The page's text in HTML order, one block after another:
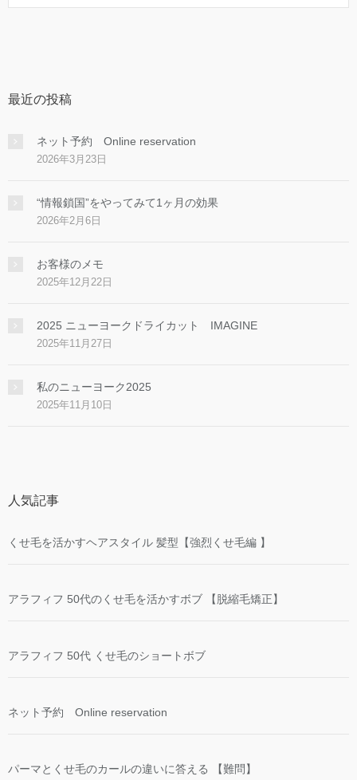
最近の投稿
ネット予約 Online reservation
2026年3月23日
“情報鎖国”をやってみて1ヶ月の効果
2026年2月6日
お客様のメモ
2025年12月22日
2025 ニューヨークドライカット IMAGINE
2025年11月27日
私のニューヨーク2025
2025年11月10日
人気記事
くせ毛を活かすヘアスタイル 髪型【強烈くせ毛編 】
アラフィフ 50代のくせ毛を活かすボブ 【脱縮毛矯正】
アラフィフ 50代 くせ毛のショートボブ
ネット予約 Online reservation
パーマとくせ毛のカールの違いに答える 【難問】